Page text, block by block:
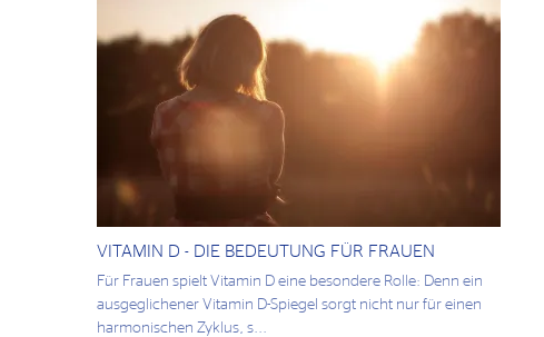
VITAMIN D - DIE BEDEUTUNG FÜR FRAUEN
Für Frauen spielt Vitamin D eine besondere Rolle: Denn ein
ausgeglichener Vitamin D-Spiegel sorgt nicht nur für einen
harmonischen Zyklus, s...